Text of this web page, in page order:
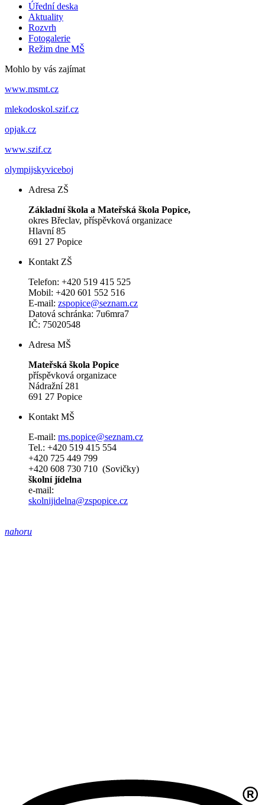
Úřední deska
Aktuality
Rozvrh
Fotogalerie
Režim dne MŠ
Mohlo by vás zajímat
www.msmt.cz
mlekodoskol.szif.cz
opjak.cz
www.szif.cz
olympijskyviceboj
Adresa ZŠ
Základní škola a Mateřská škola Popice,
okres Břeclav, příspěvková organizace
Hlavní 85
691 27 Popice
Kontakt ZŠ
Telefon: +420 519 415 525
Mobil: +420 601 552 516
E-mail: zspopice@seznam.cz
Datová schránka: 7u6mra7
IČ: 75020548
Adresa MŠ
Mateřská škola Popice
příspěvková organizace
Nádražní 281
691 27 Popice
Kontakt MŠ
E-mail: ms.popice@seznam.cz
Tel.: +420 519 415 554
+420 725 449 799
+420 608 730 710 (Sovičky)
školní jídelna
e-mail:
skolnijidelna@zspopice.cz
nahoru